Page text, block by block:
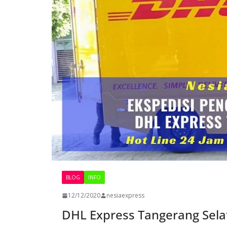
BLOG INFO
12/12/2020 nesiaexpress
DHL Express Tangerang